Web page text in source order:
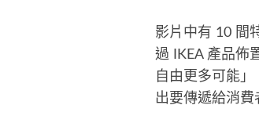
影片中有 10 間
過 IKEA 產品佈
自由更多可能
出要傳遞給消費